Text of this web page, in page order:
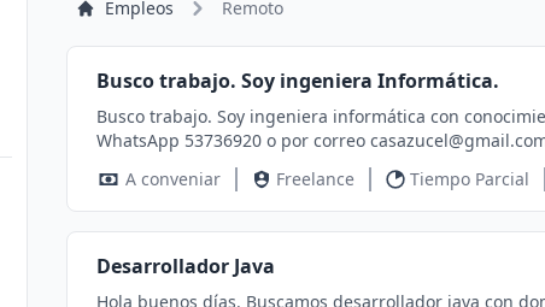
Empleos Remoto
Busco trabajo. Soy ingeniera Informática.
Busco trabajo. Soy ingeniera informática con conocimientos de telecomunicaciones, inglés e italiano. Contactar para propuesta al
WhatsApp 53736920 o por correo
A conveniar
Freelance Tiempo Parcial
Desarrollador Java
Hola buenos días. Buscamos desarrollador java con